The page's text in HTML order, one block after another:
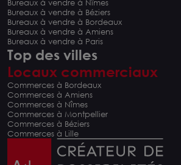
Bureaux à vendre à Nîmes
Bureaux à vendre à Béziers
Bureaux à vendre à Bordeaux
Bureaux à vendre à Amiens
Bureaux à vendre à Paris
Top des villes
Locaux commerciaux
Commerces à Bordeaux
Commerces à Amiens
Commerces à Nîmes
Commerces à Montpellier
Commerces à Béziers
Commerces à Lille